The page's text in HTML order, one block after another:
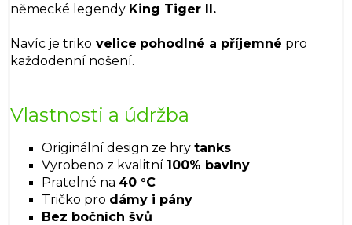
německé legendy King Tiger II.
Navíc je triko velice pohodlné a příjemné pro
každodenní nošení.
Vlastnosti a údržba
Originální design ze hry tanks
Vyrobeno z kvalitní 100% bavlny
Pratelné na 40 °C
Tričko pro dámy i pány
Bez bočních švů